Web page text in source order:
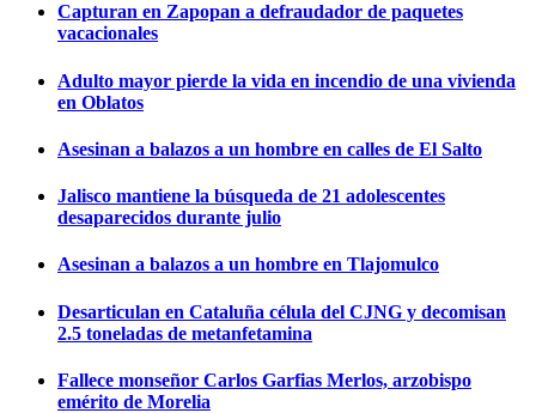
Capturan en Zapopan a defraudador de paquetes
vacacionales
Adulto mayor pierde la vida en incendio de una vivienda
en Oblatos
Asesinan a balazos a un hombre en calles de El Salto
Jalisco mantiene la búsqueda de 21 adolescentes
desaparecidos durante julio
Asesinan a balazos a un hombre en Tlajomulco
Desarticulan en Cataluña célula del CJNG y decomisan
2.5 toneladas de metanfetamina
Fallece monseñor Carlos Garfias Merlos, arzobispo
emérito de Morelia